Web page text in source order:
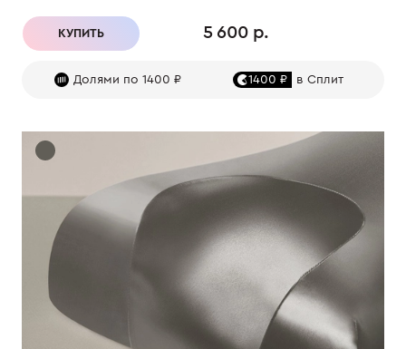
КУПИТЬ 5 600 р.
Долями по 1400 ₽ 1400 ₽ в Сплит